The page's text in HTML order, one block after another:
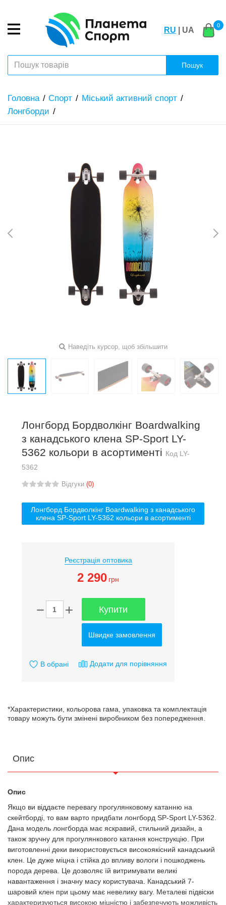
RU | UA
0
Пошук
Головна Спорт
Міський активний спорт
Лонгборди
Наведіть курсор, щоб збільшити
Лонгборд Бордволкінг Boardwalking
з канадського клена SP-Sport LY-
5362 кольори в асортименті Код LY-
5362
Відгуки (0)
Лонгборд Бордволкінг Boardwalking з канадського
клена SP-Sport LY-5362 кольори в асортименті
Реєстрація оптовика
2 290 грн
Купити
Швидке замовлення
В обрані Додати для порівняння
*Характеристики, кольорова гама, упаковка та комплектація
товару можуть бути змінені виробником без попередження.
Опис
Опис
Якщо ви віддаєте перевагу прогулянковому катанню на
скейтборді, то вам варто придбати лонгборд SP-Sport LY-5362.
Дана модель лонгборда має яскравий, стильний дизайн, а
також зручну для прогулянкового катання конструкцію. При
виготовленні деки використовується високоякісний канадський
клен. Це дуже міцна і стійка до впливу вологи і пошкоджень
порода дерева. Це дозволяє їй витримувати великі
навантаження і значну масу користувача. Канадський 7-
шаровий клен при цьому має невелику вагу. Металеві підвіски
характеризуються високою міцністю і забезпечують можливість